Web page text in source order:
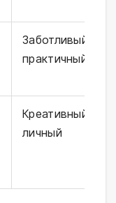
Заботливый,
практичный
Креативный,
личный